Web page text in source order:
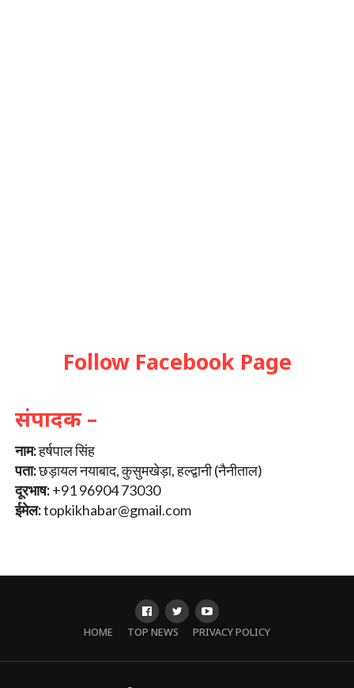
Follow Facebook Page
संपादक –
नाम:हर्षपाल सिंह
पता:छड़ायल नयाबाद, कुसुमखेड़ा, हल्द्वानी (नैनीताल)
दूरभाष:+91 96904 73030
ईमेल:topkikhabar@gmail.com
HOME TOP NEWS PRIVACY POLICY